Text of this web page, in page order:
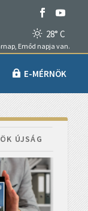
28° C
Emőd napja van.
E-MÉRNÖK
ÚJSÁG